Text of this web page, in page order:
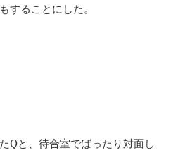
することにした。
Qと、待合室でばったり対面し